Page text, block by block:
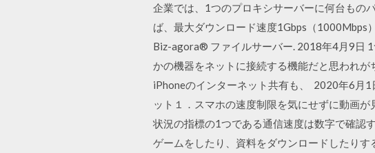
企業では、1つのプロキシサーバーに何台もの
ば、最大ダウンロード速度1Gbps（1000Mbps
Biz-agora® ファイルサーバー. 2018年4月9日
かの機器をネットに接続する機能だと思われ
iPhoneのインターネット共有も、 2020年6月
ット１．スマホの速度制限を気にせずに動画
状況の指標の1つである通信速度は数字で確認
ゲームをしたり、資料をダウンロードしたり